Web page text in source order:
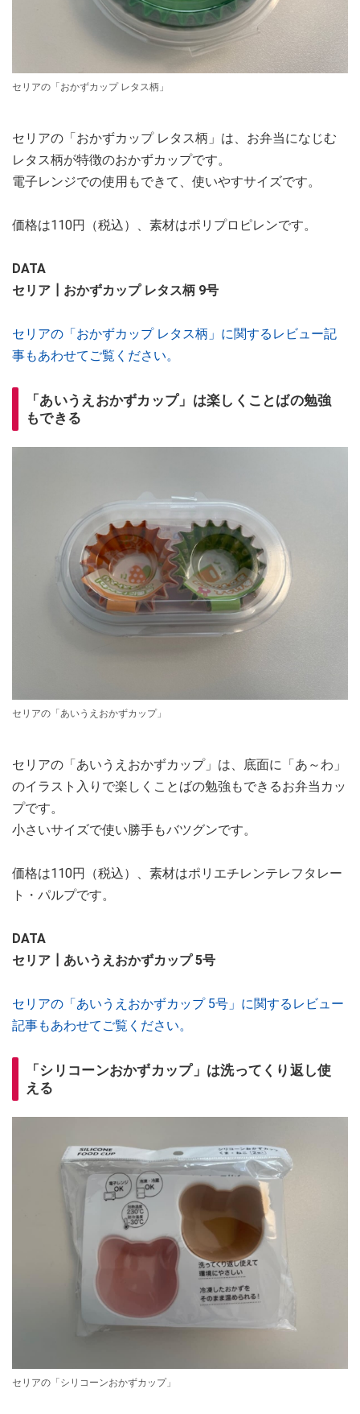
セリアの「おかずカップ レタス柄」
セリアの「おかずカップ レタス柄」は、お弁当になじむ
レタス柄が特徴のおかずカップです。
電子レンジでの使用もできて、使いやすサイズです。
価格は110円（税込）、素材はポリプロピレンです。
DATA
セリア┃おかずカップ レタス柄 9号
セリアの「おかずカップ レタス柄」に関するレビュー記
事もあわせてご覧ください。
「あいうえおかずカップ」は楽しくことばの勉強
もできる
セリアの「あいうえおかずカップ」
セリアの「あいうえおかずカップ」は、底面に「あ～わ」
のイラスト入りで楽しくことばの勉強もできるお弁当カッ
プです。
小さいサイズで使い勝手もバツグンです。
価格は110円（税込）、素材はポリエチレンテレフタレー
ト・パルプです。
DATA
セリア┃あいうえおかずカップ 5号
セリアの「あいうえおかずカップ 5号」に関するレビュー
記事もあわせてご覧ください。
「シリコーンおかずカップ」は洗ってくり返し使
える
セリアの「シリコーンおかずカップ」